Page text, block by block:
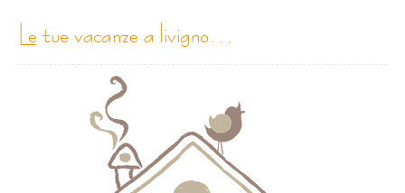
le tue vacanze a livigno…